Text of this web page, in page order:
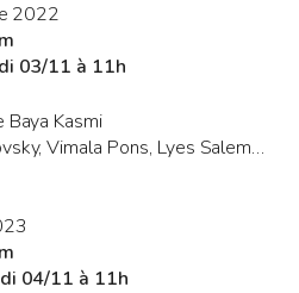
2022
03/11 à 11h
Baya Kasmi
Vimala Pons, Lyes Salem…
04/11 à 11h